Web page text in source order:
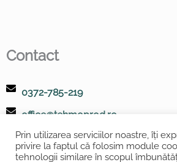
Contact
0372-785-219
office@tehmoprod.ro
Str. Lt. Av. Serban Petrescu nr.6,
Prin utilizarea serviciilor noastre, îți
privire la faptul că folosim module
tehnologii similare în scopul